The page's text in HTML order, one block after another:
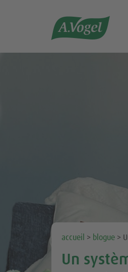

accueil > blogue >
Un